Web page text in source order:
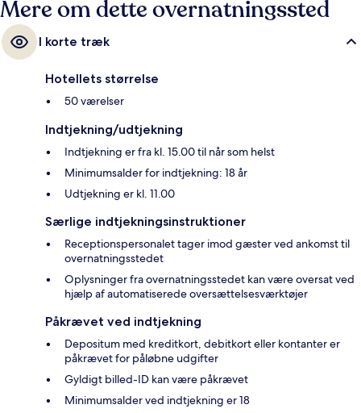
Mere om dette overnatningssted
I korte træk
Hotellets størrelse
50 værelser
Indtjekning/udtjekning
Indtjekning er fra kl. 15.00 til når som helst
Minimumsalder for indtjekning: 18 år
Udtjekning er kl. 11.00
Særlige indtjekningsinstruktioner
Receptionspersonalet tager imod gæster ved ankomst til
overnatningsstedet
Oplysninger fra overnatningsstedet kan være oversat ved
hjælp af automatiserede oversættelsesværktøjer
Påkrævet ved indtjekning
Depositum med kreditkort, debitkort eller kontanter er
påkrævet for påløbne udgifter
Gyldigt billed-ID kan være påkrævet
Minimumsalder ved indtjekning er 18